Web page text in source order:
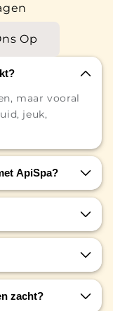
maar vooral
jeuk,
ApiSpa?
of vaker bij
voor
8 weken
goed in
en
zacht?
Op